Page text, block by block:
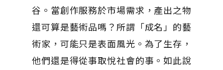
谷。當創作服務於市場需求，產出之物
還可算是藝術品嗎？所謂「成名」的藝
術家，可能只是表面風光。為了生存，
他們還是得從事取悅社會的事。如此說